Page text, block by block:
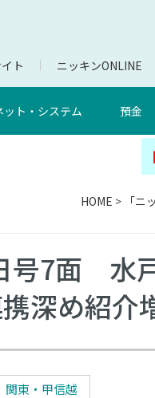
ト ニッキンONLINE
ット・システム 預金
HOME > 「ニ
号7面 水
深め紹介
関東・甲信越